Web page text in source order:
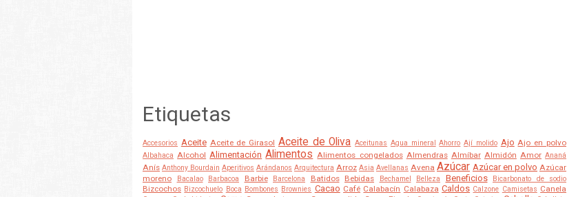
Etiquetas
Accesorios Aceite Aceite de Girasol Aceite de Oliva Aceitunas Agua mineral Ahorro Ají molido Ajo Ajo en polvo
Albahaca Alcohol Alimentación Alimentos Alimentos congelados Almendras Almíbar Almidón Amor Ananá
Anís Anthony Bourdain Aperitivos Arándanos Arquitectura Arroz Asia Avellanas Avena Azúcar Azúcar en polvo Azúcar
moreno
Bacalao Barbacoa Barbie Barcelona Batidos Bebidas Bechamel Belleza Beneficios Bicarbonato de sodio
Bizcochos Bizcochuelo Boca Bombones Brownies Cacao Café Calabacín Calabaza Caldos Calzone Camisetas Canela